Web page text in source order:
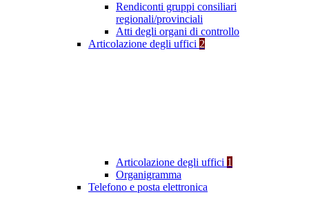
Rendiconti gruppi consiliari
regionali/provinciali
Atti degli organi di controllo
Articolazione degli uffici 2
Articolazione degli uffici 1
Organigramma
Telefono e posta elettronica